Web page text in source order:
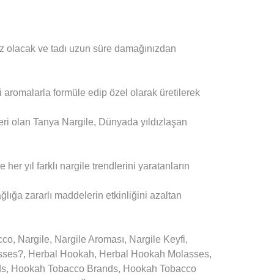
ve tadı uzun süre damağınızdan
formüle edip özel olarak üretilerek
olan Tanya Nargile, Dünyada yıldızlaşan
yıl farklı nargile trendlerini yaratanların
zararlı maddelerin etkinliğini azaltan
Nargile, Nargile Aroması, Nargile Keyfi,
Herbal Hookah, Herbal Hookah Molasses,
Hookah Tobacco Brands, Hookah Tobacco